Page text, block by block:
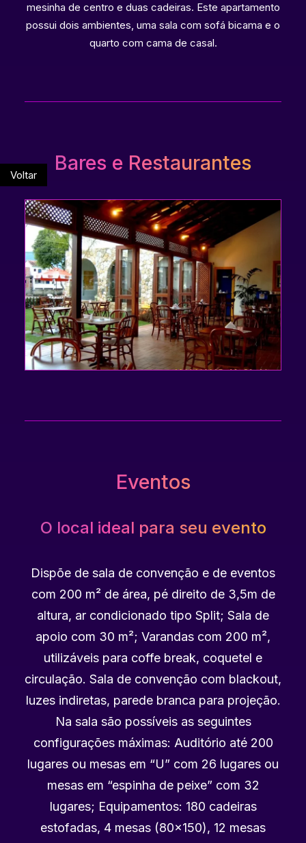
mesinha de centro e duas cadeiras. Este apartamento
possui dois ambientes, uma sala com sofá bicama e o
quarto com cama de casal.
Bares e Restaurantes
Você pode saborear um buffet de café da manhã
completo (incluso na diária), que inclui pães e
bolos caseiros, iogurtes, frutas e frios. Há também
uma Choperia (brewpub) em anexo a pousada, a
Cervejaria Caborê, com produção artesanal de
Cervejas. onde é possível desfrutar de refeições
e cervejas locais geladas.
Eventos
O local ideal para seu evento
Dispõe de sala de convenção e de eventos
com 200 m² de área, pé direito de 3,5m de
altura, ar condicionado tipo Split; Sala de
apoio com 30 m²; Varandas com 200 m²,
utilizáveis para coffe break, coquetel e
circulação. Sala de convenção com blackout,
luzes indiretas, parede branca para projeção.
Na sala são possíveis as seguintes
configurações máximas: Auditório até 200
lugares ou mesas em “U” com 26 lugares ou
mesas em “espinha de peixe” com 32
lugares; Equipamentos: 180 cadeiras
estofadas, 4 mesas (80×150), 12 mesas
Voltar